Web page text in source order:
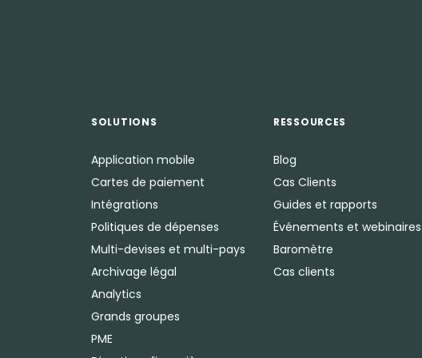
SOLUTIONS
Application mobile
Cartes de paiement
Intégrations
Politiques de dépenses
Multi-devises et multi-pays
Archivage légal
Analytics
Grands groupes
PME
RESSOURCES
Blog
Cas Clients
Guides et rapports
Événements et webinaires
Baromètre
Cas clients